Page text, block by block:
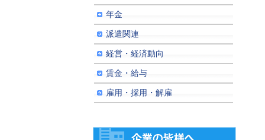
年金
派遣関連
経営・経済動向
賃金・給与
雇用・採用・解雇